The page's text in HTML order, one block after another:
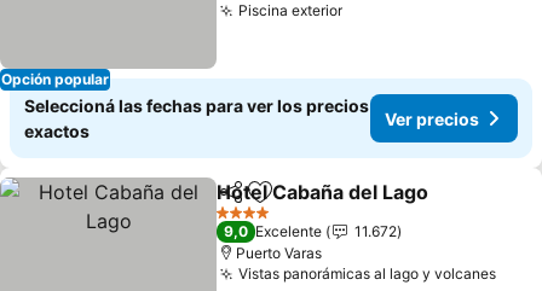
Opción popular
Piscina exteriorVer precios
Seleccioná las fechas para ver los precios
exactos
Ver precios
CompartirAñadir a favoritos
Hotel Cabaña del Lago
4 Estrellas
9,0 Excelente
11.672
Puerto Varas
Vistas panorámicas al lago y volcanesVer